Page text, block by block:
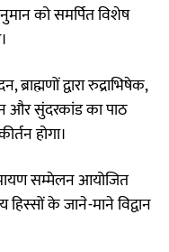
को समर्पित विशेष
द्वारा रुद्राभिषेक,
और सुंदरकांड का पाठ
होगा।
सम्मेलन आयोजित
के जाने-माने विद्वान